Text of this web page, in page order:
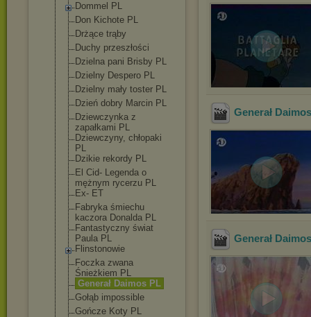
Dommel PL
Don Kichote PL
Drżące trąby
Duchy przeszłości
Dzielna pani Brisby PL
Dzielny Despero PL
Dzielny mały toster PL
Dzień dobry Marcin PL
Dziewczynka z
zapałkami PL
Dziewczyny, chłopaki
PL
Dzikie rekordy PL
El Cid- Legenda o
mężnym rycerzu PL
Ex- ET
Fabryka śmiechu
kaczora Donalda PL
Fantastyczny świat
Paula PL
Flinstonowie
Foczka zwana
Śnieżkiem PL
Generał Daimos PL
Gołąb impossible
Gończe Koty PL
Generał
Generał